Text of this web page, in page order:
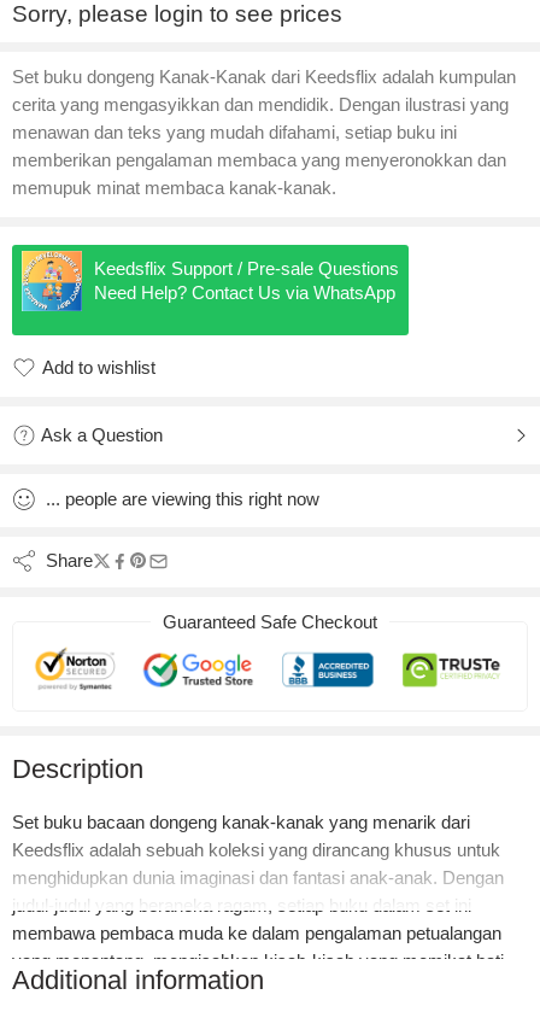
Sorry, please login to see prices
Set buku dongeng Kanak-Kanak dari Keedsflix adalah kumpulan
cerita yang mengasyikkan dan mendidik. Dengan ilustrasi yang
menawan dan teks yang mudah difahami, setiap buku ini
memberikan pengalaman membaca yang menyeronokkan dan
memupuk minat membaca kanak-kanak.
Keedsflix Support / Pre-sale Questions
Need Help? Contact Us via WhatsApp
Add to wishlist
Ask a Question
... people are viewing this right now
Share
Guaranteed Safe Checkout
Description
Set buku bacaan dongeng kanak-kanak yang menarik dari
Keedsflix adalah sebuah koleksi yang dirancang khusus untuk
menghidupkan dunia imaginasi dan fantasi anak-anak. Dengan
judul-judul yang beraneka ragam, setiap buku dalam set ini
membawa pembaca muda ke dalam pengalaman petualangan
yang menantang, mengisahkan kisah-kisah yang memikat hati
dan penuh dengan nilai-nilai moral yang penting.
Additional information